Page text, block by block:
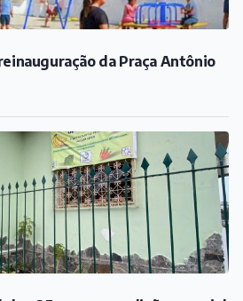
da Praça Antônio